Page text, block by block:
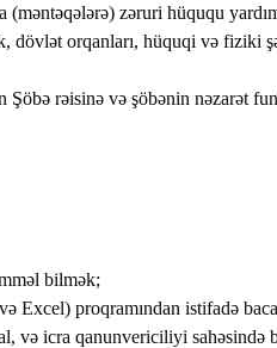
(məntəqələrə) zəruri hüququ
dövlət orqanları, hüquqi və fiziki
Şöbə rəisinə və şöbənin nəzarət
bilmək;
Excel) proqramından istifadə
və icra qanunvericiliyi sahəsində